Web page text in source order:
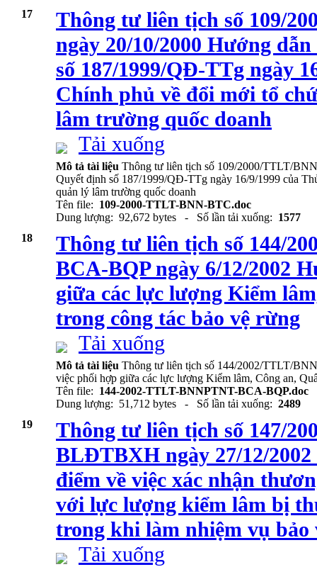
17
Thông tư liên tịch số 109/
ngày 20/10/2000 Hướng
số 187/1999/QĐ-TTg ngày
Chính phủ về đổi mới tổ
lâm trường quốc doanh
Tải xuống
Mô tả tài liệu Thông tư liên tịch số 109/2000/TTLT/
Quyết định số 187/1999/QĐ-TTg ngày 16/9/1999 của
quản lý lâm trường quốc doanh
Tên file: 109-2000-TTLT-BNN-BTC.doc
Dung lượng: 92,672 bytes - Số lần tải xuống: 1577
18
Thông tư liên tịch số 144/
BCA-BQP ngày 6/12/2002
giữa các lực lượng Kiểm
trong công tác bảo vệ rừng
Tải xuống
Mô tả tài liệu Thông tư liên tịch số 144/2002/TTLT/
việc phối hợp giữa các lực lượng Kiểm lâm, Công an,
Tên file: 144-2002-TTLT-BNNPTNT-BCA-BQP.doc
Dung lượng: 51,712 bytes - Số lần tải xuống: 2489
19
Thông tư liên tịch số 147/
BLĐTBXH ngày 27/12/
điểm về việc xác nhận
với lực lượng kiểm lâm bị
trong khi làm nhiệm vụ bảo
Tải xuống